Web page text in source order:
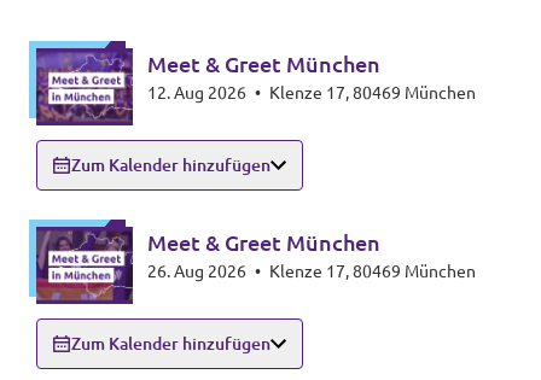
Mitmachen
Datenschutz
Impressum
Kontakt
Meet & Greet München
12. Aug 2026 • Klenze 17, 80469 München
Zum Kalender hinzufügen
Meet & Greet München
26. Aug 2026 • Klenze 17, 80469 München
Zum Kalender hinzufügen